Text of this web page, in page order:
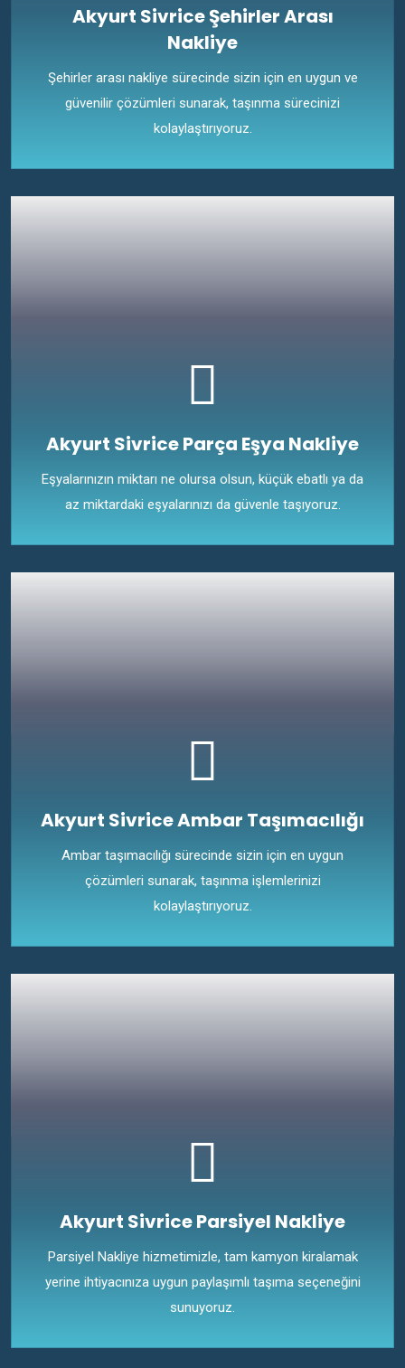
Akyurt Sivrice Şehirler Arası
Nakliye
Şehirler arası nakliye sürecinde sizin için en uygun ve
güvenilir çözümleri sunarak, taşınma sürecinizi
kolaylaştırıyoruz.
Akyurt Sivrice Parça Eşya Nakliye
Eşyalarınızın miktarı ne olursa olsun, küçük ebatlı ya da
az miktardaki eşyalarınızı da güvenle taşıyoruz.
Akyurt Sivrice Ambar Taşımacılığı
Ambar taşımacılığı sürecinde sizin için en uygun
çözümleri sunarak, taşınma işlemlerinizi
kolaylaştırıyoruz.
Akyurt Sivrice Parsiyel Nakliye
Parsiyel Nakliye hizmetimizle, tam kamyon kiralamak
yerine ihtiyacınıza uygun paylaşımlı taşıma seçeneğini
sunuyoruz.